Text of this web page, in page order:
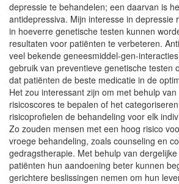
depressie te behandelen; een daarvan is
antidepressiva. Mijn interesse in depressie
in hoeverre genetische testen kunnen
resultaten voor patiënten te verbeteren.
veel bekende geneesmiddel-gen-
gebruik van preventieve genetische testen
dat patiënten de beste medicatie in de
Het zou interessant zijn om met behulp
risicoscores te bepalen of het
risicoprofielen de behandeling voor elk
Zo zouden mensen met een hoog risico
vroege behandeling, zoals counseling en
gedragstherapie. Met behulp van
patiënten hun aandoening beter kunnen
gerichtere beslissingen nemen om hun